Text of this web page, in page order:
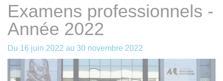
Examens professionnels -
Année 2022
Du 16 juin 2022 au 30 novembre 2022